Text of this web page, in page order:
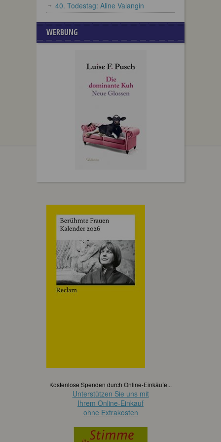
40. Todestag: Aline Valangin
WERBUNG
Kostenlose Spenden durch Online-Einkäufe...
Unterstützen Sie uns mit
Ihrem Online-Einkauf
ohne Extrakosten